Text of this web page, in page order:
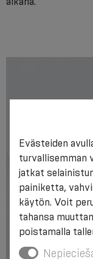
Evästeiden
turvallisemman
jatkat
painiketta,
käytön. Voit
tahansa
poistamalla